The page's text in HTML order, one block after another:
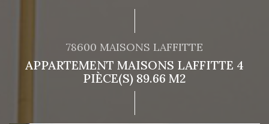
78600 MAISONS LAFFITTE
APPARTEMENT MAISONS LAFFITTE 4
PIÈCE(S) 89.66 M2